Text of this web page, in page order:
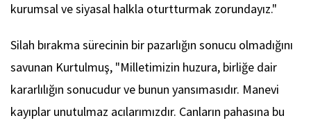
kurumsal ve siyasal halkla oturtturmak zorundayız."
Silah bırakma sürecinin bir pazarlığın sonucu olmadığını
savunan Kurtulmuş, "Milletimizin huzura, birliğe dair
kararlılığın sonucudur ve bunun yansımasıdır. Manevi
kayıplar unutulmaz acılarımızdır. Canların pahasına bu